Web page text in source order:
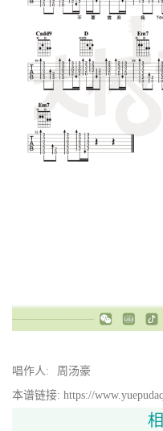
唱作人:
周汤豪
本谱链接: https://